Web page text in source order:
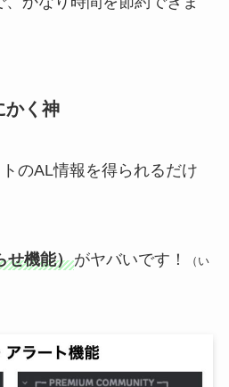
かく神
のAL情報を得られるだけ
せ機能）がヤバいです！ （い